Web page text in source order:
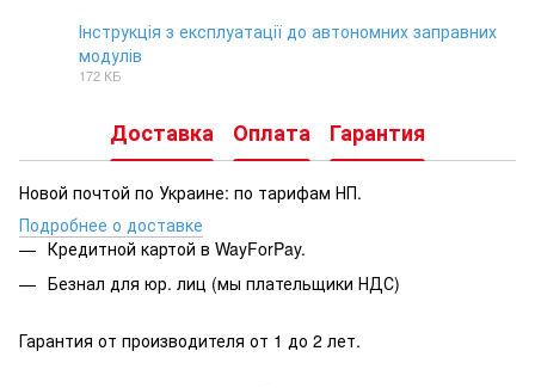
Інструкція з експлуатації до автономних заправних
модулів
172 КБ
Доставка Оплата Гарантия
Новой почтой по Украине: по тарифам НП.
Подробнее о доставке
Кредитной картой в WayForPay.
Безнал для юр. лиц (мы плательщики НДС)
Гарантия от производителя от 1 до 2 лет.